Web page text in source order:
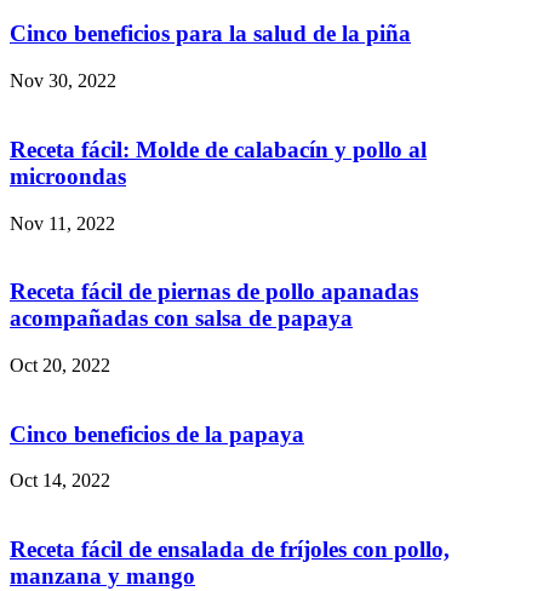
Cinco beneficios para la salud de la piña
Nov 30, 2022
Receta fácil: Molde de calabacín y pollo al
microondas
Nov 11, 2022
Receta fácil de piernas de pollo apanadas
acompañadas con salsa de papaya
Oct 20, 2022
Cinco beneficios de la papaya
Oct 14, 2022
Receta fácil de ensalada de fríjoles con pollo,
manzana y mango